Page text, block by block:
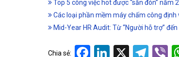
Top 5 công việc hot được “săn đón” năm
Các loại phần mềm máy chấm công định
Mid-Year HR Audit: Từ “Người hỗ trợ”
Chia sẻ: Facebook
LinkedIn
X